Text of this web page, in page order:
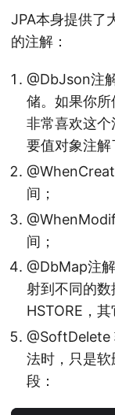
JPA本身提供了
的注解：
@DbJson注
储。如果你
非常喜欢这
要值对象注解
间；
间；
@DbMap注
射到不同的
HSTORE，其
@SoftDelete
法时，只是
段：